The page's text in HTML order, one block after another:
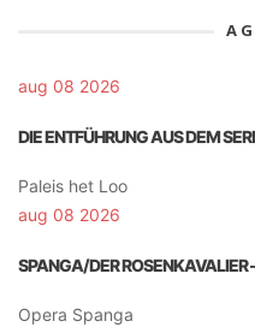
aug 08 2026
DIE ENTFÜHRUNG AUS DEM
Paleis het Loo
aug 08 2026
SPANGA/DER ROSENKAVALIER
Opera Spanga